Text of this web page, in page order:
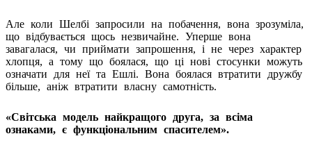
Але коли Шелбі запросили на побачення, вона зрозуміла,
що відбувається щось незвичайне. Уперше вона
завагалася, чи приймати запрошення, і не через характер
хлопця, а тому що боялася, що ці нові стосунки можуть
означати для неї та Ешлі. Вона боялася втратити дружбу
більше, аніж втратити власну самотність.
«Світська модель найкращого друга, за всіма
ознаками, є функціональним спасителем».